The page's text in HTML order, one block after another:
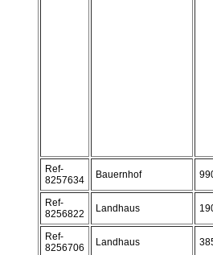
Ref-
8257634
Bauernhof
Ref-
8256822
Landhaus
Ref-
8256706
Landhaus